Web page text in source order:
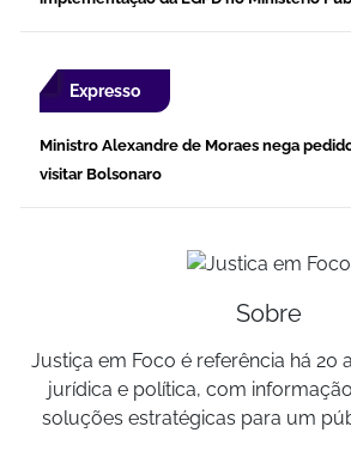
Expresso
Ministro Alexandre de Moraes nega
visitar Bolsonaro
Sobre
Justiça em Foco é referência há 20
jurídica e política, com
soluções estratégicas para um